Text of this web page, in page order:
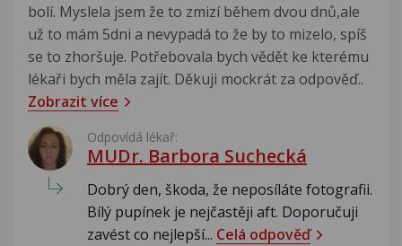
bolí. Myslela jsem že to zmizí během dvou dnů,ale
už to mám 5dni a nevypadá to že by to mizelo, spíš
se to zhoršuje. Potřebovala bych vědět ke kterému
lékaři bych měla zajít. Děkuji mockrát za odpověď..
Zobrazit více
Odpovídá lékař:
MUDr. Barbora Suchecká
Dobrý den, škoda, že neposíláte fotografii.
Bílý pupínek je nejčastěji aft. Doporučuji
zavést co nejlepší... Celá odpověď